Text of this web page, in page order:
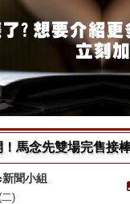
馬念先雙場完售接
聞小組
)